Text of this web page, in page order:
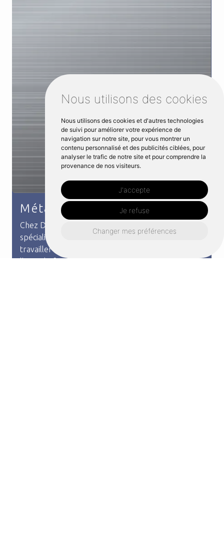
Nous utilisons des cookies
Nous utilisons des cookies et d'autres technologies
de suivi pour améliorer votre expérience de
navigation sur notre site, pour vous montrer un
contenu personnalisé et des publicités ciblées, pour
analyser le trafic de notre site et pour comprendre la
provenance de nos visiteurs.
J'accepte
Je refuse
Changer mes préférences
Escalier métallique
Vous devez installer un escalier chez vous à La
Mézière mais vous recherchez de l'originalité ?
Distri métal vous propose des escaliers en métal
sur-mesure car le métal est reconnu comme un